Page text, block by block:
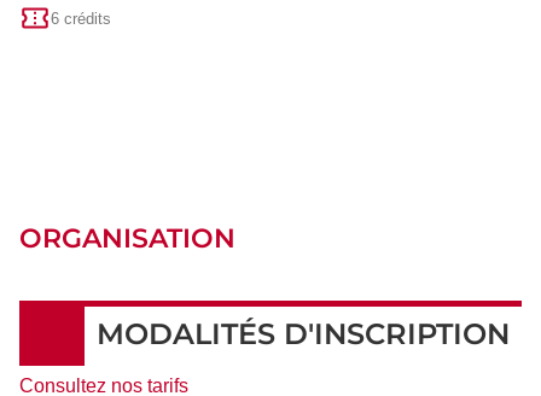
6 crédits
ORGANISATION
MODALITÉS D'INSCRIPTION
Consultez nos tarifs